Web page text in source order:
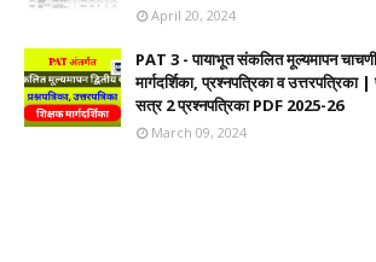
April 20, 2024
PAT 3 - पायाभूत संकलित मूल्यमापन
मार्गदर्शिका, प्रश्नपत्रिका व
सत्र 2 प्रश्नपत्रिका PDF 2025-26
March 09, 2024